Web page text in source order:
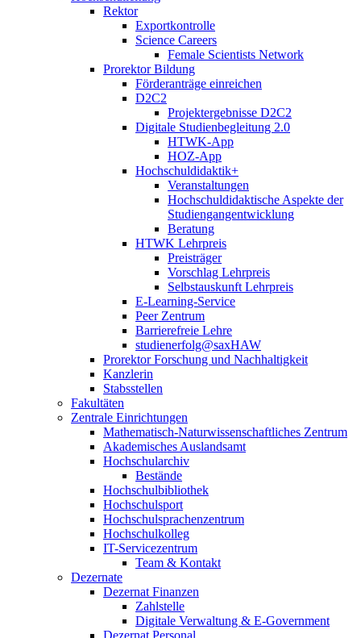
Rektor
Exportkontrolle
Science Careers
Female Scientists Network
Prorektor Bildung
Förderanträge einreichen
D2C2
Projektergebnisse D2C2
Digitale Studienbegleitung 2.0
HTWK-App
HOZ-App
Hochschuldidaktik+
Veranstaltungen
Hochschuldidaktische Aspekte der
Studiengangentwicklung
Beratung
HTWK Lehrpreis
Preisträger
Vorschlag Lehrpreis
Selbstauskunft Lehrpreis
E-Learning-Service
Peer Zentrum
Barrierefreie Lehre
studienerfolg@saxHAW
Prorektor Forschung und Nachhaltigkeit
Kanzlerin
Stabsstellen
Fakultäten
Zentrale Einrichtungen
Mathematisch-Naturwissenschaftliches Zentrum
Akademisches Auslandsamt
Hochschularchiv
Bestände
Hochschulbibliothek
Hochschulsport
Hochschulsprachenzentrum
Hochschulkolleg
IT-Servicezentrum
Team & Kontakt
Dezernate
Dezernat Finanzen
Zahlstelle
Digitale Verwaltung & E-Government
Dezernat Personal